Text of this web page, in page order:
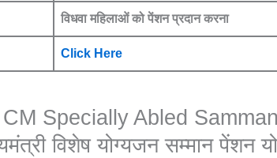
विधवा महिलाओं को पेंशन प्रदान करना
Click Here
Specially Abled
विशेष योग्यजन सम्मान पेंशन